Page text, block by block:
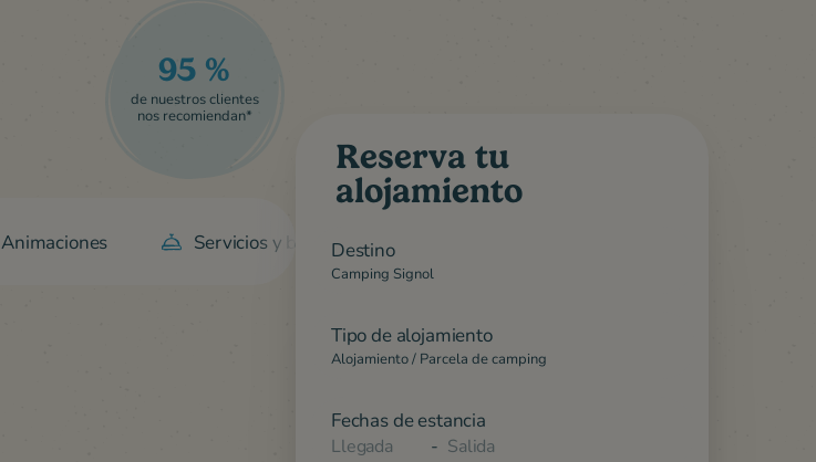
95 %
de nuestros clientes
nos recomiendan*
Animaciones Servicios y beneficios
Reserva tu
alojamiento
Destino
Camping Signol
Tipo de alojamiento
Alojamiento / Parcela de camping
Fechas de estancia
-